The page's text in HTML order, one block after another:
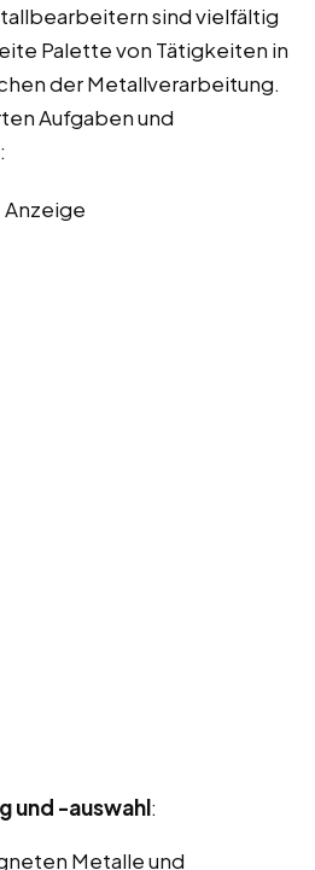
sind vielfältig
Palette von Tätigkeiten in
der Metallverarbeitung.
Aufgaben und
Anzeige
und -auswahl:
Metalle und